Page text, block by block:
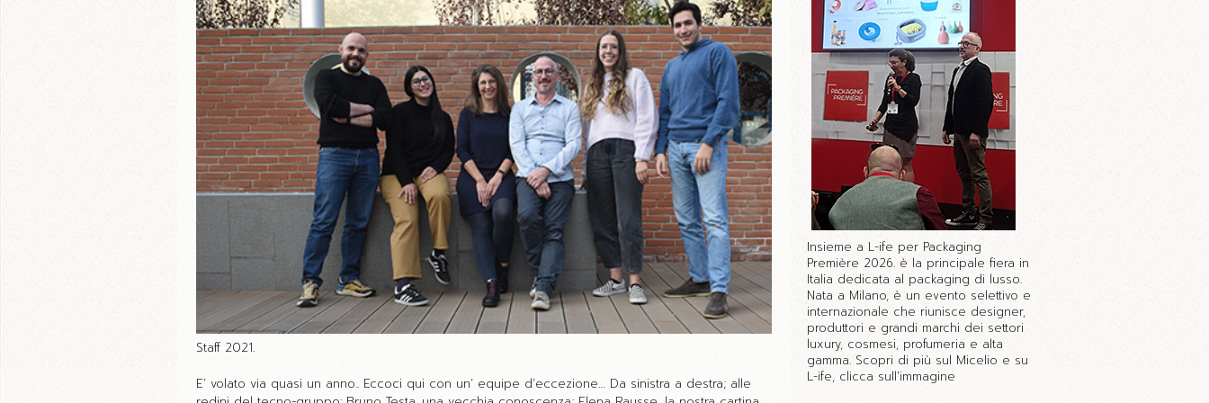
Staff 2021.
E’ volato via quasi un anno.. Eccoci qui con un’ equipe d’eccezione… Da sinistra a destra; alle
Insieme a L-ife per Packaging
Première 2026. è la principale fiera in
Italia dedicata al packaging di lusso.
Nata a Milano, è un evento selettivo e
internazionale che riunisce designer,
produttori e grandi marchi dei settori
luxury, cosmesi, profumeria e alta
gamma. Scopri di più sul Micelio e su
L-ife, clicca sull'immagine